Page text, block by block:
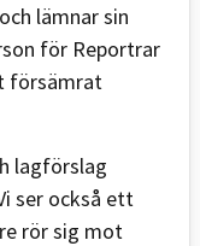
lämnar sin
för Reportrar
försämrat
lagförslag
ser också ett
rör sig mot